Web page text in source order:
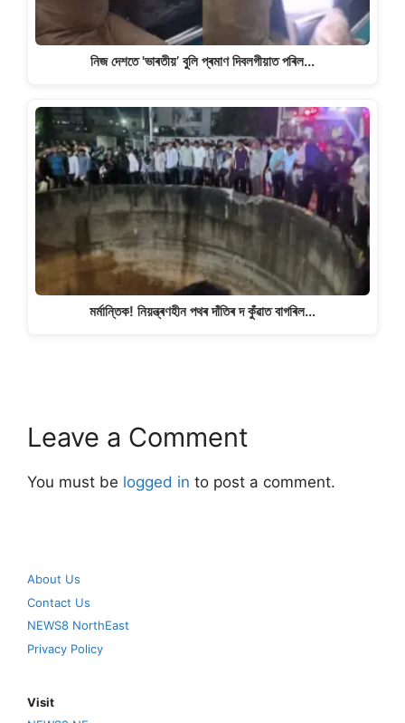
নিজ দেশতে 'ভাৰতীয়’ বুলি প্ৰমাণ দিবলগীয়াত পৰিল…
মৰ্মান্তিক! নিয়ন্ত্ৰণহীন পথৰ দাঁতিৰ দ কুঁৱাত বাগৰিল…
Leave a Comment
You must be logged in to post a comment.
About Us
Contact Us
NEWS8 NorthEast
Privacy Policy
Visit